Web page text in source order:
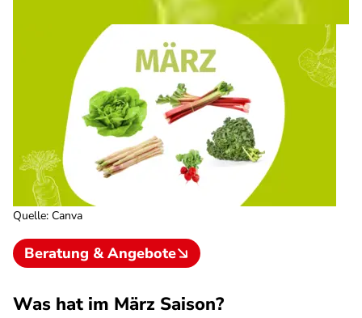
Quelle: Canva
Beratung & Angebote
Was hat im März Saison?